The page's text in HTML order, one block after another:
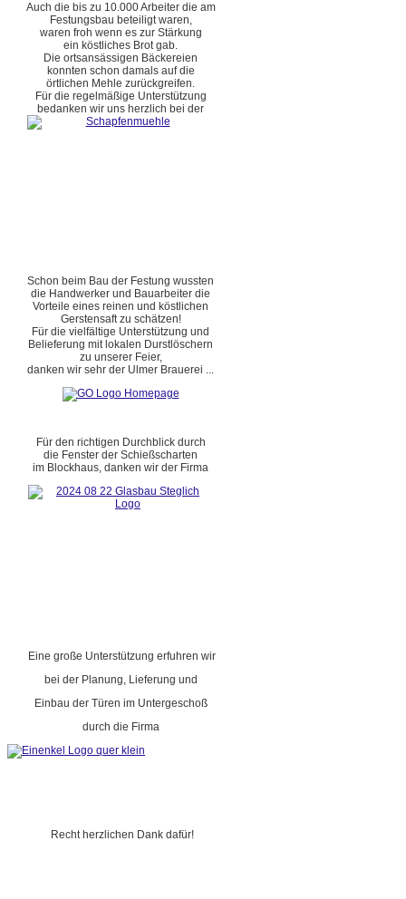
Auch die bis zu 10.000 Arbeiter die am
Festungsbau beteiligt waren,
waren froh wenn es zur Stärkung
ein köstliches Brot gab.
Die ortsansässigen Bäckereien
konnten schon damals auf die
örtlichen Mehle zurückgreifen.
Für die regelmäßige Unterstützung
bedanken wir uns herzlich bei der
Schon beim Bau der Festung wussten
die Handwerker und Bauarbeiter die
Vorteile eines reinen und köstlichen
Gerstensaft zu schätzen!
Für die vielfältige Unterstützung und
Belieferung mit lokalen Durstlöschern
zu unserer Feier,
danken wir sehr der Ulmer Brauerei ...
Für den richtigen Durchblick durch
die Fenster der Schießscharten
im Blockhaus, danken wir der Firma
Eine große Unterstützung erfuhren wir
bei der Planung, Lieferung und
Einbau der Türen im Untergeschoß
durch die Firma
Recht herzlichen Dank dafür!